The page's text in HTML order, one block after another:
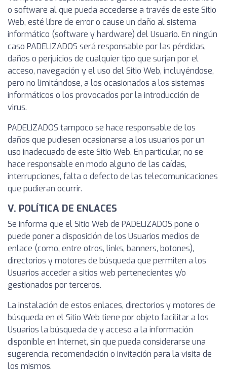
o software al que pueda accederse a través de este Sitio
Web, esté libre de error o cause un daño al sistema
informático (software y hardware) del Usuario. En ningún
caso PADELIZADOS será responsable por las pérdidas,
daños o perjuicios de cualquier tipo que surjan por el
acceso, navegación y el uso del Sitio Web, incluyéndose,
pero no limitándose, a los ocasionados a los sistemas
informáticos o los provocados por la introducción de
virus.
PADELIZADOS tampoco se hace responsable de los
daños que pudiesen ocasionarse a los usuarios por un
uso inadecuado de este Sitio Web. En particular, no se
hace responsable en modo alguno de las caídas,
interrupciones, falta o defecto de las telecomunicaciones
que pudieran ocurrir.
V. POLÍTICA DE ENLACES
Se informa que el Sitio Web de PADELIZADOS pone o
puede poner a disposición de los Usuarios medios de
enlace (como, entre otros, links, banners, botones),
directorios y motores de búsqueda que permiten a los
Usuarios acceder a sitios web pertenecientes y/o
gestionados por terceros.
La instalación de estos enlaces, directorios y motores de
búsqueda en el Sitio Web tiene por objeto facilitar a los
Usuarios la búsqueda de y acceso a la información
disponible en Internet, sin que pueda considerarse una
sugerencia, recomendación o invitación para la visita de
los mismos.